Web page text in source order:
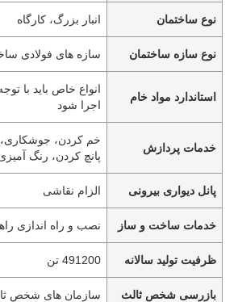
نوع ساختمان انبار بزرگ، کارگاه
نوع سازه ساختمان سازه های فولادی
استاندارد مواد خام
انواع خاص باید با
اجرا شود
خدمات پردازش
خم کردن،
پانچ کردن، رنگ
پانل دیواری بیرونی الزام نقاشی
خدمات ساخت و ساز نصب و راه اندازی
ظرفیت تولید سالانه 491200 تن
بازرسی شخص ثالث سازمان های شخص